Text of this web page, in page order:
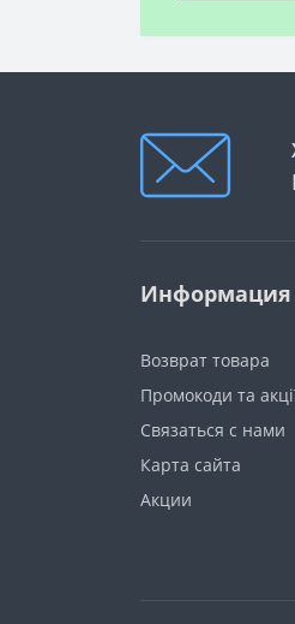
Информация
Возврат товара
Промокоди та
Связаться с нами
Карта сайта
Акции